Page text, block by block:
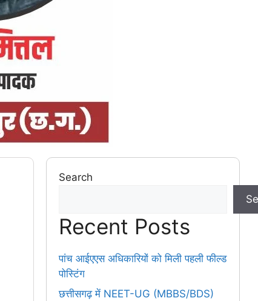
Search
Recent Posts
पांच आईएएस अधिकारियों को मिली पहली फील्ड
पोस्टिंग
छत्तीसगढ़ में NEET-UG (MBBS/BDS)